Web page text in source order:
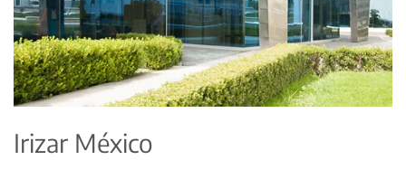
Irizar México